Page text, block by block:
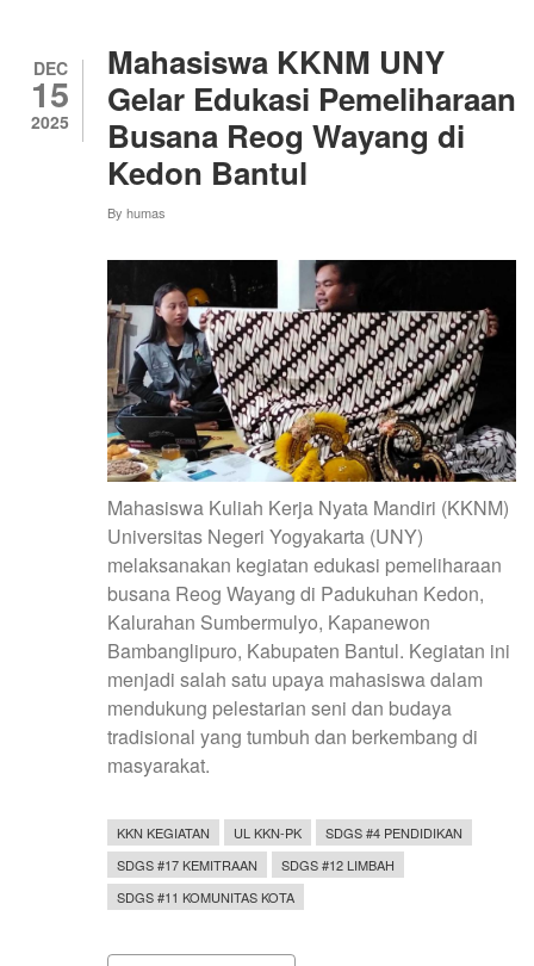
PENURUNAN
STUNTING
DI
DESA
MANGIR
TENGAH
DEC
15
2025
Mahasiswa KKNM UNY
Gelar Edukasi Pemeliharaan
Busana Reog Wayang di
Kedon Bantul
By humas
Mahasiswa Kuliah Kerja Nyata Mandiri (KKNM)
Universitas Negeri Yogyakarta (UNY)
melaksanakan kegiatan edukasi pemeliharaan
busana Reog Wayang di Padukuhan Kedon,
Kalurahan Sumbermulyo, Kapanewon
Bambanglipuro, Kabupaten Bantul. Kegiatan ini
menjadi salah satu upaya mahasiswa dalam
mendukung pelestarian seni dan budaya
tradisional yang tumbuh dan berkembang di
masyarakat.
KKN KEGIATAN UL KKN-PK
SDGS #4 PENDIDIKAN
SDGS #17 KEMITRAAN
SDGS #12 LIMBAH
SDGS #11 KOMUNITAS KOTA